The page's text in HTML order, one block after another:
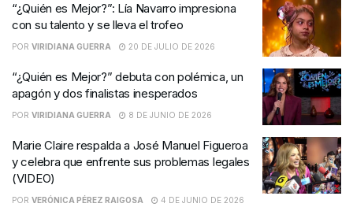
“¿Quién es Mejor?”: Lía Navarro impresiona
con su talento y se lleva el trofeo
POR VIRIDIANA GUERRA 20 DE JULIO DE 2026
“¿Quién es Mejor?” debuta con polémica, un
apagón y dos finalistas inesperados
POR VIRIDIANA GUERRA 8 DE JUNIO DE 2026
Marie Claire respalda a José Manuel Figueroa
y celebra que enfrente sus problemas legales
(VIDEO)
POR VERÓNICA PÉREZ RAIGOSA 4 DE JUNIO DE 2026